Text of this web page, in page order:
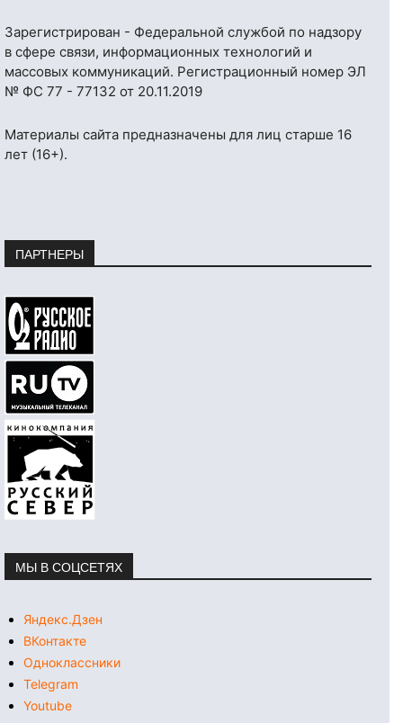
Зарегистрирован - Федеральной службой по надзору
в сфере связи, информационных технологий и
массовых коммуникаций. Регистрационный номер ЭЛ
№ ФС 77 - 77132 от 20.11.2019
Материалы сайта предназначены для лиц старше 16
лет (16+).
ПАРТНЕРЫ
МЫ В СОЦСЕТЯХ
Яндекс.Дзен
ВКонтакте
Одноклассники
Telegram
Youtube